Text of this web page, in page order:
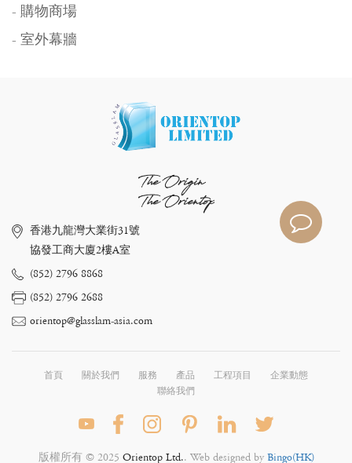
- 購物商場
- 室外幕牆
The Origin
The Orientop
香港九龍灣大業街31號
協發工商大廈2樓A室
(852) 2796 8868
(852) 2796 2688
orientop@glasslam-asia.com
首頁 關於我們 服務 產品 工程項目
企業動態
聯絡我們
版權所有 © 2025 Orientop Ltd.. Web designed by Bingo(HK)